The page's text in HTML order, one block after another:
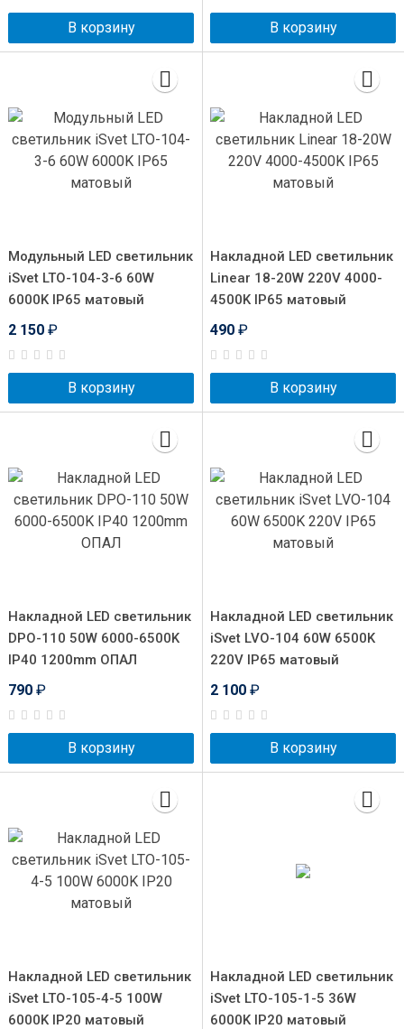
В корзину В корзину
Модульный LED светильник
iSvet LTO-104-3-6 60W
6000K IP65 матовый
2 150 ₽
В корзину
Накладной LED светильник
Linear 18-20W 220V 4000-
4500K IP65 матовый
490 ₽
В корзину
Накладной LED светильник
DPO-110 50W 6000-6500K
IP40 1200mm ОПАЛ
790 ₽
В корзину
Накладной LED светильник
iSvet LVO-104 60W 6500K
220V IP65 матовый
2 100 ₽
В корзину
Накладной LED светильник
iSvet LTO-105-4-5 100W
6000K IP20 матовый
Накладной LED светильник
iSvet LTO-105-1-5 36W
6000K IP20 матовый